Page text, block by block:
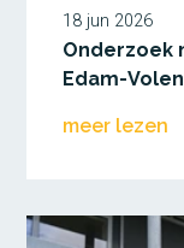
18 jun 2026
Onderzoek
Edam-
meer lezen